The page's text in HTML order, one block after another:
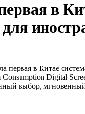
в
первая в Китае
Digital
выбор,